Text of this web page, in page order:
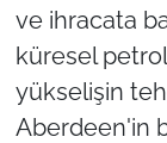
ve ihracata
küresel
yükselişin
Aberdeen'in